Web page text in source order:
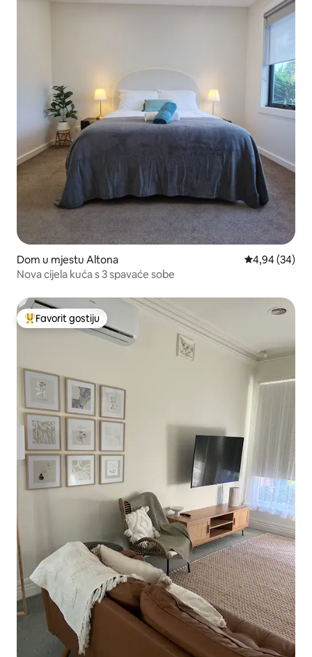
Dom u mjestu Altona Prosječna
4,94 (34)
Nova cijela kuća s 3 spavaće sobe
Glavni favorit gostiju
Favorit gostiju